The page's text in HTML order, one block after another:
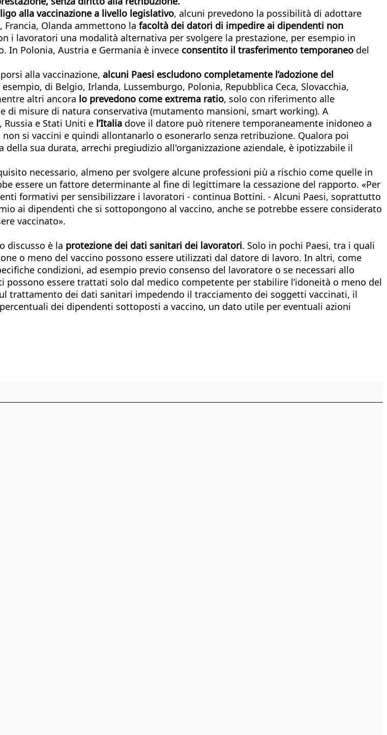
alla vaccinazione a livello legislativo, alcuni prevedono la possibilità di adottare
Olanda ammettono la facoltà dei datori di impedire ai dipendenti non
i lavoratori una modalità alternativa per svolgere la prestazione, per esempio in
In Polonia, Austria e Germania è invece consentito il trasferimento temporaneo del
alla vaccinazione, alcuni Paesi escludono completamente l’adozione del
di Belgio, Irlanda, Lussemburgo, Polonia, Repubblica Ceca, Slovacchia,
altri ancora lo prevedono come extrema ratio, solo con riferimento alle
misure di natura conservativa (mutamento mansioni, smart working). A
e Stati Uniti e l’Italia dove il datore può ritenere temporaneamente inidoneo a
si vaccini e quindi allontanarlo o esonerarlo senza retribuzione. Qualora poi
sua durata, arrechi pregiudizio all'organizzazione aziendale, è ipotizzabile il
necessario, almeno per svolgere alcune professioni più a rischio come quelle in
essere un fattore determinante al fine di legittimare la cessazione del rapporto. «Per
formativi per sensibilizzare i lavoratori - continua Bottini. - Alcuni Paesi, soprattutto
ai dipendenti che si sottopongono al vaccino, anche se potrebbe essere considerato
vaccinato».
discusso è la protezione dei dati sanitari dei lavoratori. Solo in pochi Paesi, tra i quali
o meno del vaccino possono essere utilizzati dal datore di lavoro. In altri, come
condizioni, ad esempio previo consenso del lavoratore o se necessari allo
essere trattati solo dal medico competente per stabilire l’idoneità o meno del
trattamento dei dati sanitari impedendo il tracciamento dei soggetti vaccinati, il
dei dipendenti sottoposti a vaccino, un dato utile per eventuali azioni